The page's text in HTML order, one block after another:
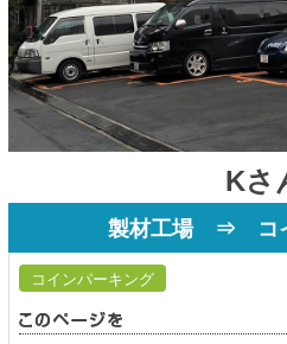
Kさ
製材工場 ⇒ コ
コインパーキング